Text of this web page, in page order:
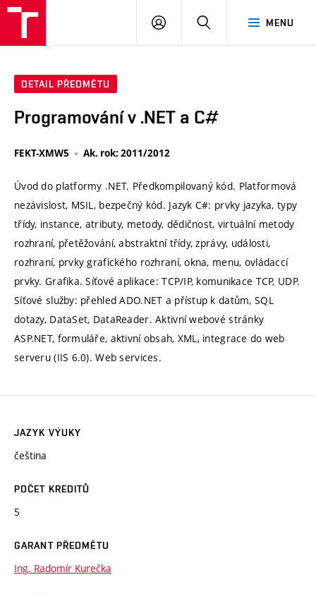
MENU
PŘIHLÁSIT
DETAIL PŘEDMĚTU
Programování v .NET a C#
FEKT-XMW5 Ak. rok: 2011/2012
Úvod do platformy .NET. Předkompilovaný kód. Platformová
nezávislost, MSIL, bezpečný kód. Jazyk C#: prvky jazyka, typy
třídy, instance, atributy, metody, dědičnost, virtuální metody
rozhraní, přetěžování, abstraktní třídy, zprávy, události,
rozhraní, prvky grafického rozhraní, okna, menu, ovládaccí
prvky. Grafika. Síťové aplikace: TCP/IP, komunikace TCP, UDP.
Síťové služby: přehled ADO.NET a přístup k datům, SQL
dotazy, DataSet, DataReader. Aktivní webové stránky
ASP.NET, formuláře, aktivní obsah, XML, integrace do web
serveru (IIS 6.0). Web services.
JAZYK VÝUKY
čeština
POČET KREDITŮ
5
GARANT PŘEDMĚTU
Ing. Radomír Kurečka